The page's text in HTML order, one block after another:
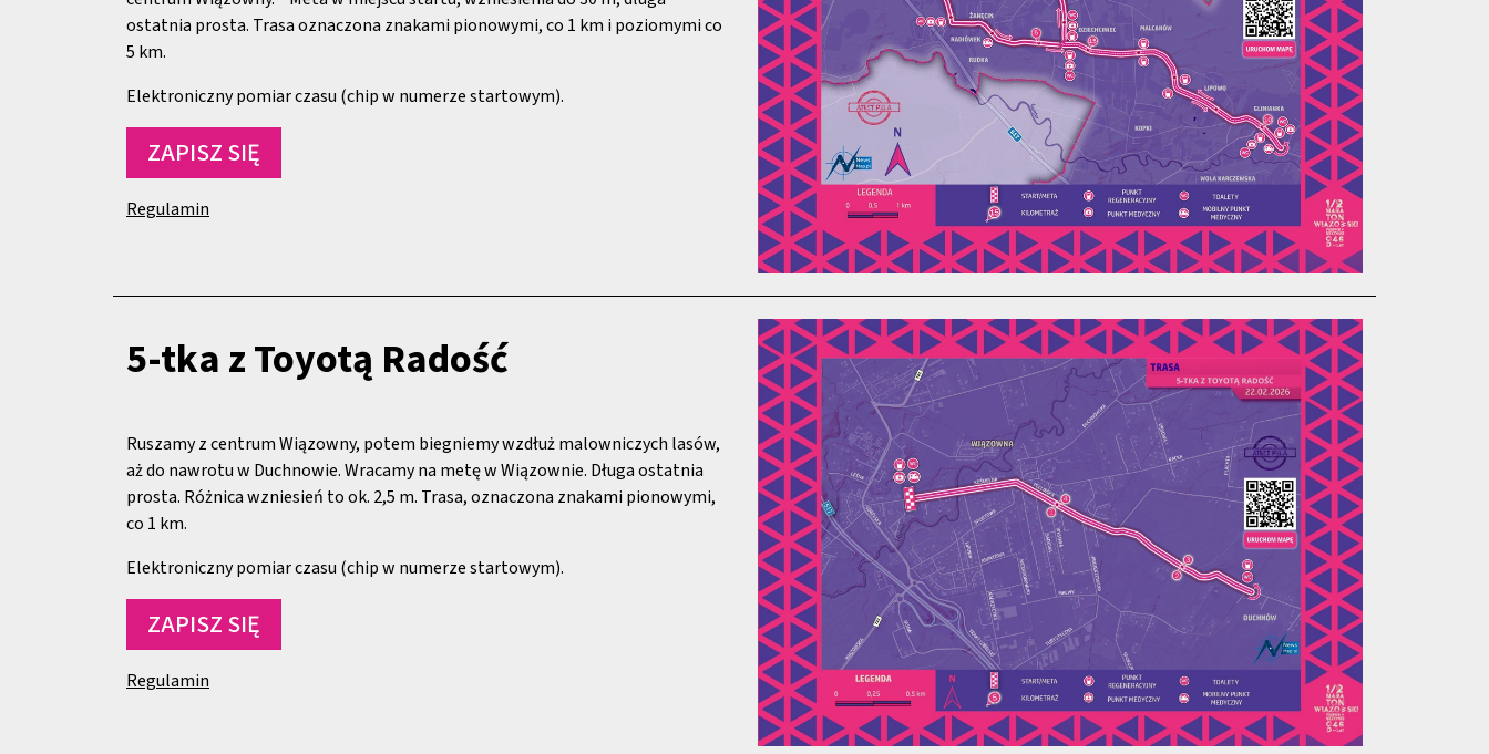
ostatnia prosta. Trasa oznaczona znakami pionowymi, co 1 km i poziomymi co
5 km.
Elektroniczny pomiar czasu (chip w numerze startowym).
ZAPISZ SIĘ
Regulamin
5-tka z Toyotą Radość
Ruszamy z centrum Wiązowny, potem biegniemy wzdłuż malowniczych lasów,
aż do nawrotu w Duchnowie. Wracamy na metę w Wiązownie. Długa ostatnia
prosta. Różnica wzniesień to ok. 2,5 m. Trasa, oznaczona znakami pionowymi,
co 1 km.
Elektroniczny pomiar czasu (chip w numerze startowym).
ZAPISZ SIĘ
Regulamin